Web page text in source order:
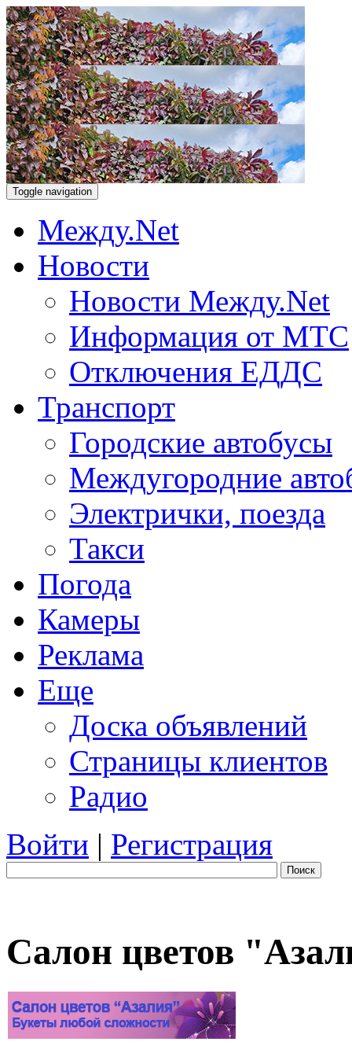
Toggle navigation
Между.Net
Новости
Новости Между.Net
Информация от МТС
Отключения ЕДДС
Транспорт
Городские автобусы
Междугородние
Электрички, поезда
Такси
Погода
Камеры
Реклама
Еще
Доска объявлений
Страницы клиентов
Радио
Войти | Регистрация
Поиск
Салон цветов